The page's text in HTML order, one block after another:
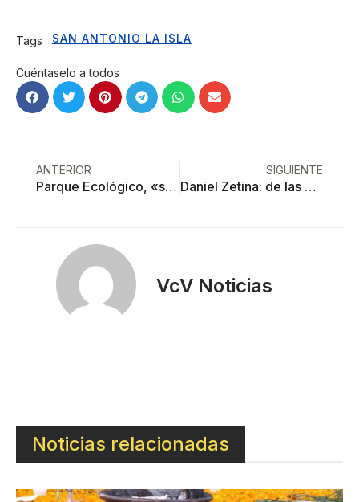
Tags SAN ANTONIO LA ISLA
Cuéntaselo a todos
ANTERIOR
Parque Ecológico, «símbolo roto» del Grupo Atlacomulco
SIGUIENTE
Daniel Zetina: de las historias del narco a la influencia de Juan Gabriel
VcV Noticias
Noticias relacionadas